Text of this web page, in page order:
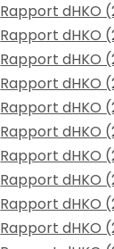
Rapport dHKO
Rapport dHKO
Rapport dHKO
Rapport dHKO
Rapport dHKO
Rapport dHKO
Rapport dHKO
Rapport dHKO
Rapport dHKO
Rapport dHKO